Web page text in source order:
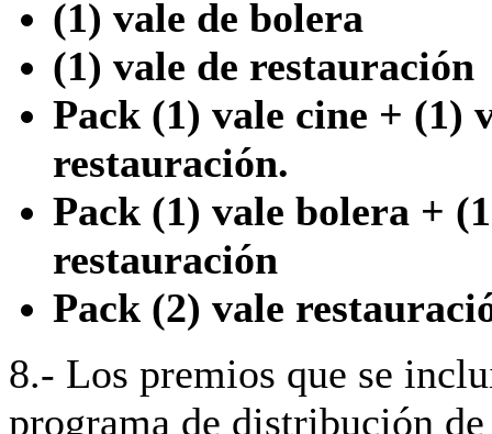
(1) vale de bolera
(1) vale de restauración
Pack (1) vale cine + (1)
restauración.
Pack (1) vale bolera +
restauración
Pack (2) vale
8.- Los premios que se
programa de distribución